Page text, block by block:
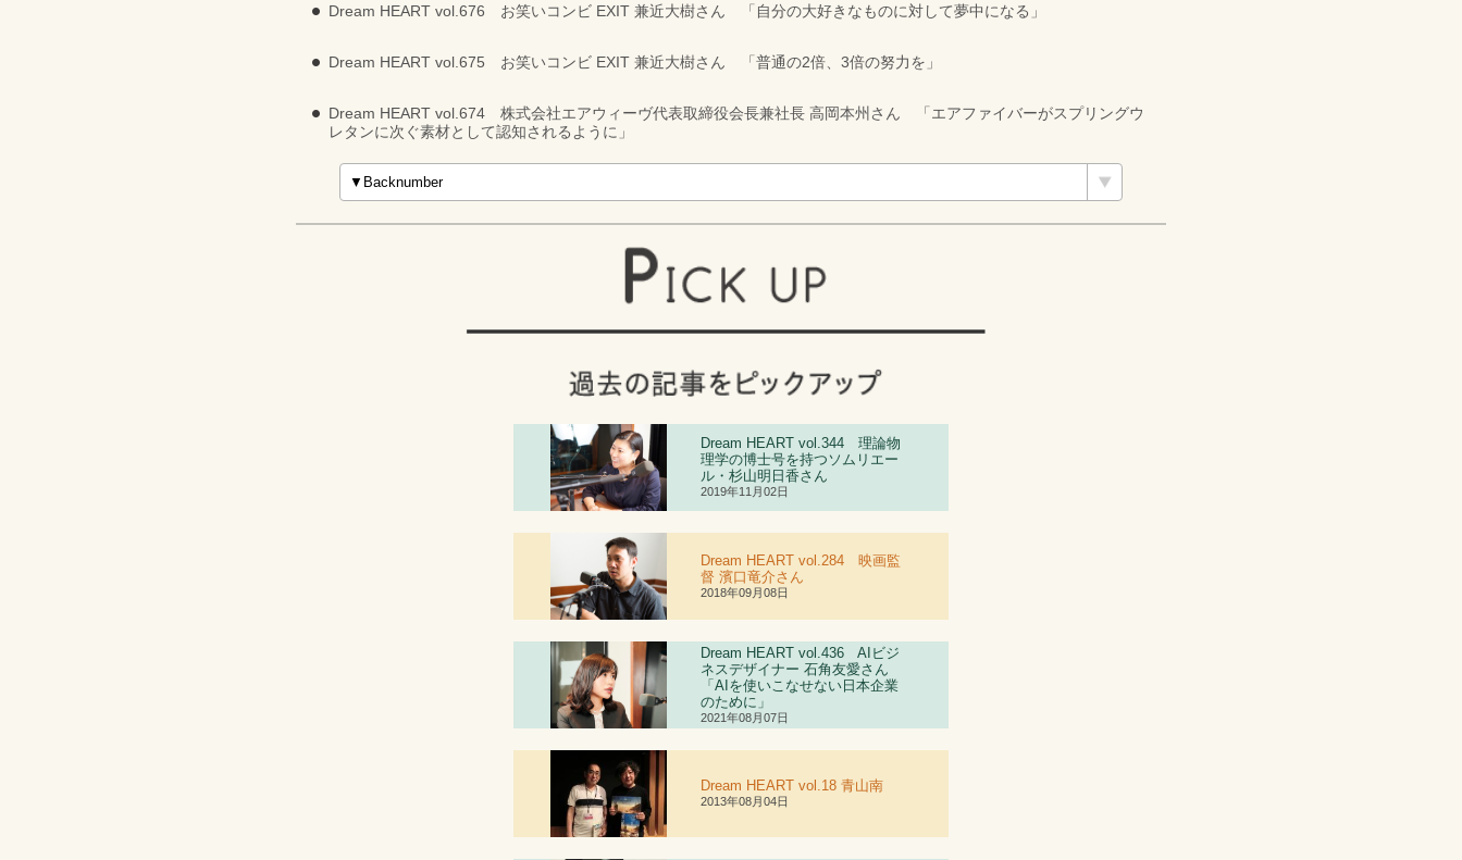
Dream HEART vol.676 お笑いコンビ EXIT 兼近大樹さん 「自分の大好きなものに対して夢中になる」
Dream HEART vol.675 お笑いコンビ EXIT 兼近大樹さん 「普通の2倍、3倍の努力を」
Dream HEART vol.674 株式会社エアウィーヴ代表取締役会長兼社長 高岡本州さん 「エアファイバーがスプリングウ
レタンに次ぐ素材として認知されるように」
Dream HEART vol.344 理論物
理学の博士号を持つソムリエー
ル・杉山明日香さん
2019年11月02日
Dream HEART vol.284 映画監
督 濱口竜介さん
2018年09月08日
Dream HEART vol.436 AIビジ
ネスデザイナー 石角友愛さん
「AIを使いこなせない日本企業
のために」
2021年08月07日
Dream HEART vol.18 青山南
2013年08月04日